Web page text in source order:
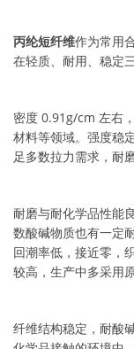
丙纶短纤维作为常用
在轻质、耐用、稳定三
密度 0.91g/cm 左右
材料等领域。强度稳
足多数拉力需求，耐
耐磨与耐化学品性能
数酸碱物质也有一定
回潮率低，接近零，
较高，生产中多采用
纤维结构稳定，耐酸